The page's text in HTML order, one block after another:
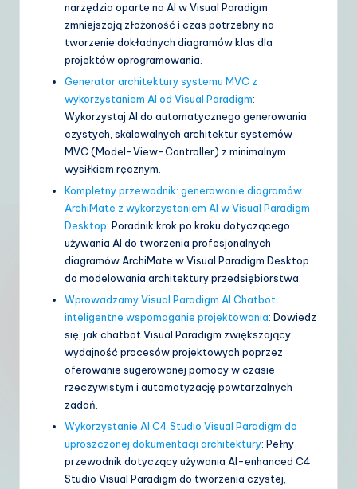
narzędzia oparte na AI w Visual Paradigm
zmniejszają złożoność i czas potrzebny na
tworzenie dokładnych diagramów klas dla
projektów oprogramowania.
Generator architektury systemu MVC z
wykorzystaniem AI od Visual Paradigm:
Wykorzystaj AI do automatycznego generowania
czystych, skalowalnych architektur systemów
MVC (Model-View-Controller) z minimalnym
wysiłkiem ręcznym.
Kompletny przewodnik: generowanie diagramów
ArchiMate z wykorzystaniem AI w Visual Paradigm
Desktop: Poradnik krok po kroku dotyczącego
używania AI do tworzenia profesjonalnych
diagramów ArchiMate w Visual Paradigm Desktop
do modelowania architektury przedsiębiorstwa.
Wprowadzamy Visual Paradigm AI Chatbot:
inteligentne wspomaganie projektowania: Dowiedz
się, jak chatbot Visual Paradigm zwiększający
wydajność procesów projektowych poprzez
oferowanie sugerowanej pomocy w czasie
rzeczywistym i automatyzację powtarzalnych
zadań.
Wykorzystanie AI C4 Studio Visual Paradigm do
uproszczonej dokumentacji architektury: Pełny
przewodnik dotyczący używania AI-enhanced C4
Studio Visual Paradigm do tworzenia czystej,